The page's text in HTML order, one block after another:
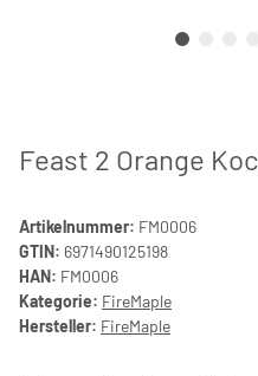
Feast 2 Orange
Artikelnummer: FM0006
GTIN: 6971490125198
HAN: FM0006
Kategorie: FireMaple
Hersteller: FireMaple